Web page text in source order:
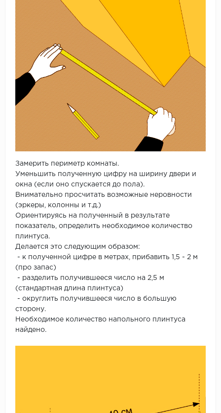
Замерить периметр комнаты.
Уменьшить полученную цифру на ширину двери и
окна (если оно спускается до пола).
Внимательно просчитать возможные неровности
(эркеры, колонны и т.д.)
Ориентируясь на полученный в результате
показатель, определить необходимое количество
плинтуса.
Делается это следующим образом:
- к полученной цифре в метрах, прибавить 1,5 - 2 м
(про запас)
- разделить получившееся число на 2,5 м
(стандартная длина плинтуса)
- округлить получившееся число в большую
сторону.
Необходимое количество напольного плинтуса
найдено.